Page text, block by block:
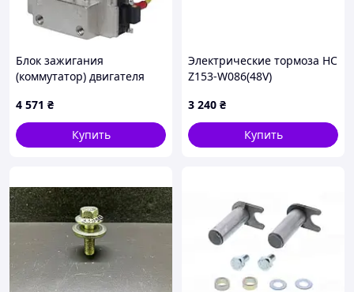
Блок зажигания
(коммутатор) двигателя
Toyota 89620-76001-71
4 571 ₴
Купить
Электрические тормоза HC
Z153-W086(48V)
3 240 ₴
Купить